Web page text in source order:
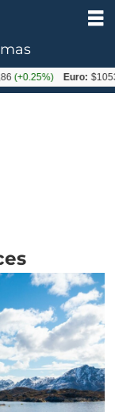
Euro: $1053,08(-